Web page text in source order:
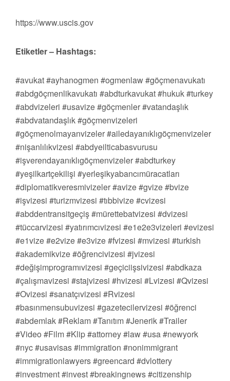
https://www.uscis.gov
Etiketler – Hashtags:
#avukat #ayhanogmen #ogmenlaw #göçmenavukatı
#abdgöçmenlikavukatı #abdturkavukat #hukuk #turkey
#abdvizeleri #usavize #göçmenler #vatandaşlık
#abdvatandaşlık #göçmenvizeleri
#göçmenolmayanvizeler #ailedayanıklıgöçmenvizeler
#nişanlılıkvizesi #abdyeilticabasvurusu
#işverendayanıklıgöçmenvizeler #abdturkey
#yeşilkartçekilişi #yerleşikyabancımüracatları
#diplomatikveresmivizeler #avize #gvize #bvize
#işvizesi #turizmvizesi #tıbbivize #cvizesi
#abddentransitgeçiş #mürettebatvizesi #dvizesi
#tüccarvizesi #yatırımcıvizesi #e1e2e3vizeleri #evizesi
#e1vize #e2vize #e3vize #fvizesi #mvizesi #turkish
#akademikvize #öğrencivizesi #jvizesi
#değişimprogramıvizesi #geçiciişsivizesi #abdkaza
#çalışmavizesi #stajvizesi #hvizesi #Lvizesi #Qvizesi
#Ovizesi #sanatçıvizesi #Rvizesi
#basınmensubuvizesi #gazetecilervizesi #öğrenci
#abdemlak #Reklam #Tanıtım #Jenerik #Trailer
#Video #Film #Klip #attorney #law #usa #newyork
#nyc #usavisas #immigration #nonimmigrant
#immigrationlawyers #greencard #dvlottery
#investment #invest #breakingnews #citizenship